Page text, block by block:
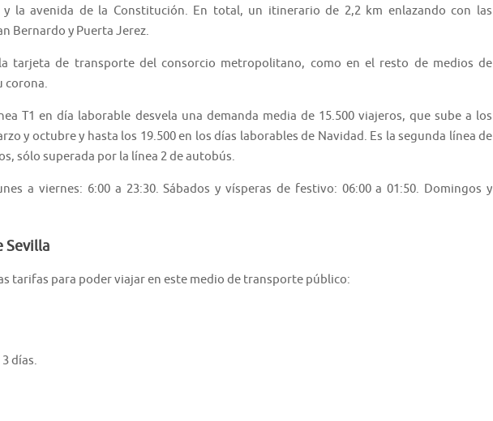
y la avenida de la Constitución. En total, un itinerario de 2,2 km enlazando con las
Bernardo y Puerta Jerez.
tarjeta de transporte del consorcio metropolitano, como en el resto de medios de
corona.
T1 en día laborable desvela una demanda media de 15.500 viajeros, que sube a los
y octubre y hasta los 19.500 en los días laborables de Navidad. Es la segunda línea de
sólo superada por la línea 2 de autobús.
a viernes: 6:00 a 23:30. Sábados y vísperas de festivo: 06:00 a 01:50. Domingos y
Sevilla
tarifas para poder viajar en este medio de transporte público:
días.